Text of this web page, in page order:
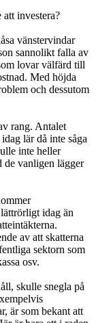
investera?
vänstervindar
sannolikt falla av
lovar välfärd till
Med höjda
och dessutom
rang. Antalet
lär då inte såga
inte heller
de vanligen lägger
idag än
av att skatterna
sektorn som
osv.
skulle snegla på
är som bekant att